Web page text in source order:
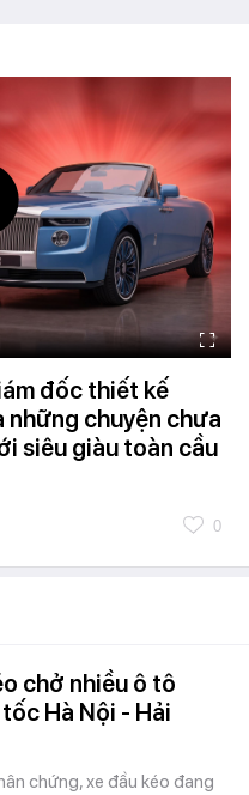
đốc thiết kế
những chuyện chưa
siêu giàu toàn cầu
0
chở nhiều ô tô
Hà Nội - Hải
chứng, xe đầu kéo đang